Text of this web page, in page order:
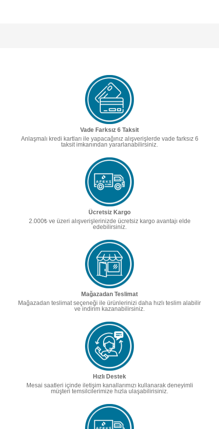
Vade Farksız 6 Taksit
Anlaşmalı kredi kartları ile yapacağınız alışverişlerde vade farksız 6
taksit imkanından yararlanabilirsiniz.
Ücretsiz Kargo
2.000₺ ve üzeri alışverişlerinizde ücretsiz kargo avantajı elde
edebilirsiniz.
Mağazadan Teslimat
Mağazadan teslimat seçeneği ile ürünlerinizi daha hızlı teslim alabilir
ve indirim kazanabilirsiniz.
Hızlı Destek
Mesai saatleri içinde iletişim kanallarımızı kullanarak deneyimli
müşteri temsilcilerimize hızla ulaşabilirisiniz.